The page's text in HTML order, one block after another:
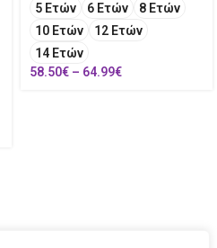
5 Ετών
6 Ετών
8 Ετών
10 Ετών
12 Ετών
14 Ετών
58.50€ – 64.99€